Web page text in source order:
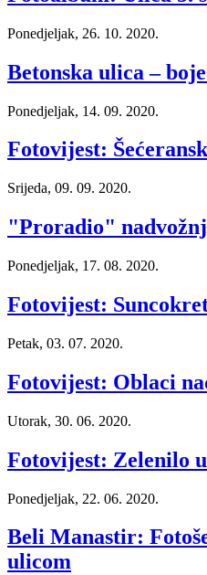
Ponedjeljak, 26. 10. 2020.
Betonska ulica –
Ponedjeljak, 14. 09. 2020.
Fotovijest:
Srijeda, 09. 09. 2020.
"Proradio"
Ponedjeljak, 17. 08. 2020.
Fotovijest:
Petak, 03. 07. 2020.
Fotovijest: Oblaci
Utorak, 30. 06. 2020.
Fotovijest: Zelenilo
Ponedjeljak, 22. 06. 2020.
Beli Manastir:
ulicom